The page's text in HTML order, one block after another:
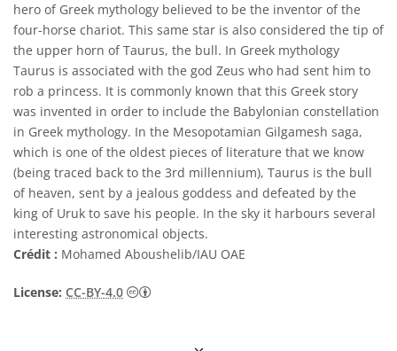
hero of Greek mythology believed to be the inventor of the
four-horse chariot. This same star is also considered the tip of
the upper horn of Taurus, the bull. In Greek mythology
Taurus is associated with the god Zeus who had sent him to
rob a princess. It is commonly known that this Greek story
was invented in order to include the Babylonian constellation
in Greek mythology. In the Mesopotamian Gilgamesh saga,
which is one of the oldest pieces of literature that we know
(being traced back to the 3rd millennium), Taurus is the bull
of heaven, sent by a jealous goddess and defeated by the
king of Uruk to save his people. In the sky it harbours several
interesting astronomical objects.
Crédit : Mohamed Aboushelib/IAU OAE
License: CC-BY-4.0 Creative Commons (CC) Attribution 4.0